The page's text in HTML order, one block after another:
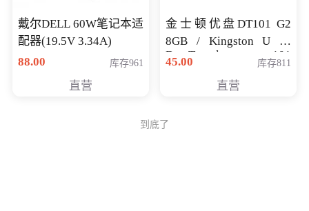
戴尔DELL 60W笔记本适
配器(19.5V 3.34A)
88.00
库存961
直营
金士顿优盘DT101 G2
8GB / Kingston U 盘
DataTraveler 101
Generati
45.00 库存811
直营
到底了